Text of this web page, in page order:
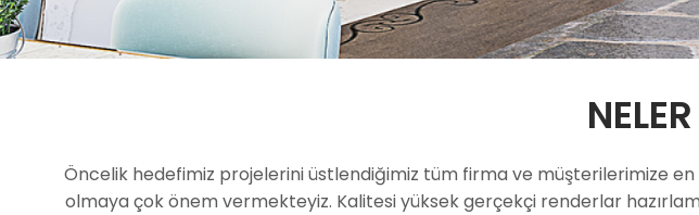
Öncelik hedefimiz projelerini üstlendiğimiz tüm firma ve müşterilerimize
olmaya çok önem vermekteyiz. Kalitesi yüksek gerçekçi renderlar